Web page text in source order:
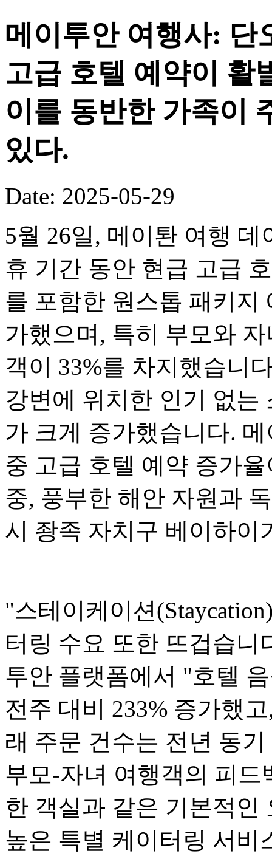
메이투안 여행사: 단
고급 호텔 예약이 활
이를 동반한 가족이
있다.
Date: 2025-05-29
5월 26일, 메이퇀 여행
휴 기간 동안 현급 고급
를 포함한 원스톱 패키지
가했으며, 특히 부모와
객이 33%를 차지했습니
강변에 위치한 인기 없는
가 크게 증가했습니다.
중 고급 호텔 예약 증가
중, 풍부한 해안 자원과
시 좡족 자치구 베이하이
"스테이케이션
터링 수요 또한 뜨겁습니
투안 플랫폼에서 "호텔
전주 대비 233% 증가했
래 주문 건수는 전년 동
부모-자녀 여행객의 피
한 객실과 같은 기본적인
높은 특별 케이터링 서